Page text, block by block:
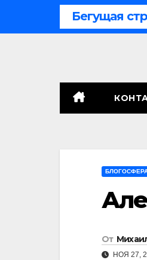
Бегущая
Система больше не
От
НОЯ 27,